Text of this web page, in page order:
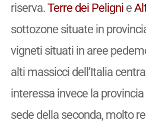
riserva.Terre dei Pelignie
sottozone situate in
vigneti situati in aree
alti massicci dell’Italia
interessa invece la provincia
sede della seconda, molto